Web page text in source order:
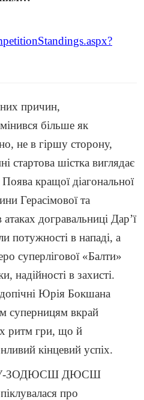
причин,
більше як
не в гіршу сторону,
стартова шістка виглядає
кращої діагональної
Герасімової та
догравальниці Дар’ї
потужності в нападі, а
суперлігової «Балти»
надійності в захисті.
Юрія Бокшана
суперницям вкрай
ритм гри, що й
кінцевий успіх.
ЗОДЮСШ ДЮСШ
про